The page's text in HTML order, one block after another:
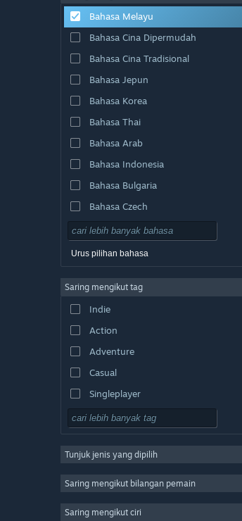
Bahasa Melayu
Bahasa Cina Dipermudah
Bahasa Cina Tradisional
Bahasa Jepun
Bahasa Korea
Bahasa Thai
Bahasa Arab
Bahasa Indonesia
Bahasa Bulgaria
Bahasa Czech
Bahasa Denmark
Bahasa Jerman
Bahasa Sepanyol – Sepanyol
Bahasa Sepanyol – Amerika Latin
Bahasa Greek
Urus pilihan bahasa
Saring mengikut tag
Indie
Action
Adventure
Casual
Singleplayer
Simulation
Strategy
Tunjuk jenis yang dipilih
Saring mengikut bilangan pemain
Saring mengikut ciri